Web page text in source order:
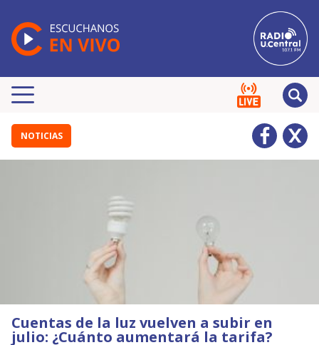
NOTICIAS
Cuentas de la luz vuelven a subir en
julio: ¿Cuánto aumentará la tarifa?